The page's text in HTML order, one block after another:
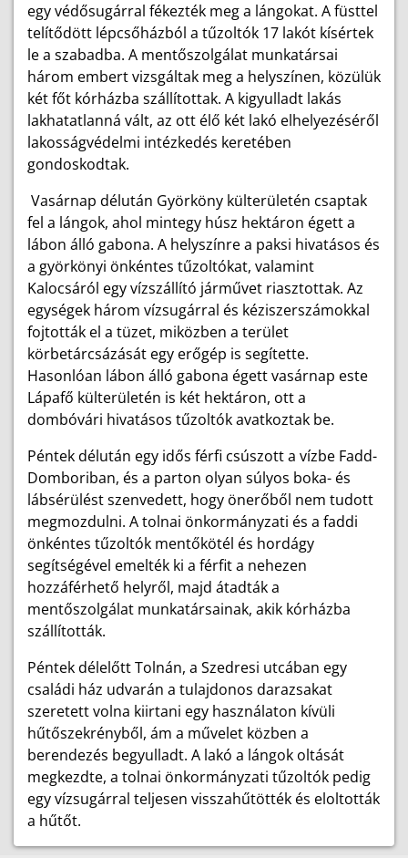
egy védősugárral fékezték meg a lángokat. A füsttel
telítődött lépcsőházból a tűzoltók 17 lakót kísértek
le a szabadba. A mentőszolgálat munkatársai
három embert vizsgáltak meg a helyszínen, közülük
két főt kórházba szállítottak. A kigyulladt lakás
lakhatatlanná vált, az ott élő két lakó elhelyezéséről
lakosságvédelmi intézkedés keretében
gondoskodtak.
Vasárnap délután Györköny külterületén csaptak
fel a lángok, ahol mintegy húsz hektáron égett a
lábon álló gabona. A helyszínre a paksi hivatásos és
a györkönyi önkéntes tűzoltókat, valamint
Kalocsáról egy vízszállító járművet riasztottak. Az
egységek három vízsugárral és kéziszerszámokkal
fojtották el a tüzet, miközben a terület
körbetárcsázását egy erőgép is segítette.
Hasonlóan lábon álló gabona égett vasárnap este
Lápafő külterületén is két hektáron, ott a
dombóvári hivatásos tűzoltók avatkoztak be.
Péntek délután egy idős férfi csúszott a vízbe Fadd-
Domboriban, és a parton olyan súlyos boka- és
lábsérülést szenvedett, hogy önerőből nem tudott
megmozdulni. A tolnai önkormányzati és a faddi
önkéntes tűzoltók mentőkötél és hordágy
segítségével emelték ki a férfit a nehezen
hozzáférhető helyről, majd átadták a
mentőszolgálat munkatársainak, akik kórházba
szállították.
Péntek délelőtt Tolnán, a Szedresi utcában egy
családi ház udvarán a tulajdonos darazsakat
szeretett volna kiirtani egy használaton kívüli
hűtőszekrényből, ám a művelet közben a
berendezés begyulladt. A lakó a lángok oltását
megkezdte, a tolnai önkormányzati tűzoltók pedig
egy vízsugárral teljesen visszahűtötték és eloltották
a hűtőt.